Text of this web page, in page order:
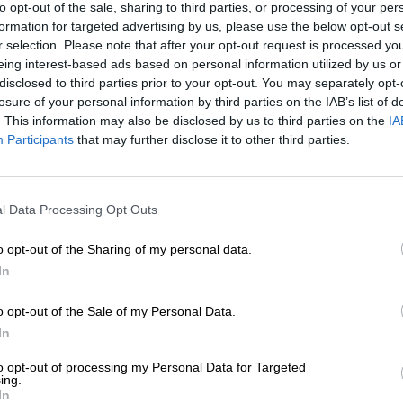
opt-out of the sale, sharing to third parties, or processing of your
for targeted advertising by us, please use the below opt-out
selection. Please note that after your opt-out request is processed
interest-based ads based on personal information utilized by us
to third parties prior to your opt-out. You may separately
of your personal information by third parties on the IAB’s list of
This information may also be disclosed by us to third parties on the
Participants that may further disclose it to other third parties.
Data Processing Opt Outs
opt-out of the Sharing of my personal data.
opt-out of the Sale of my Personal Data.
opt-out of processing my Personal Data for Targeted
otra cultura política, no dejaba de plantear
los partidos europeos en partidos
tal decisión llegando al punto de no retorno
comoJoaquín Almunia,que había llegado a la
González, pero que no había heredado su
esa vía, sin percatarse de que dicha vía no
como Josep Borrell. Que tal fórmula
gran calibre como fue lacrisis de la bicefalia
de la primera mayoría absoluta del PP) no fue
en el partido.
sirve del momentum populista de la década
consecuencias y aprovechar su
filas en torno aSusana Díaz
), la nueva
convertido, a su vez, en líder indiscutible del
primarias, se coció, entre otras, la idea de